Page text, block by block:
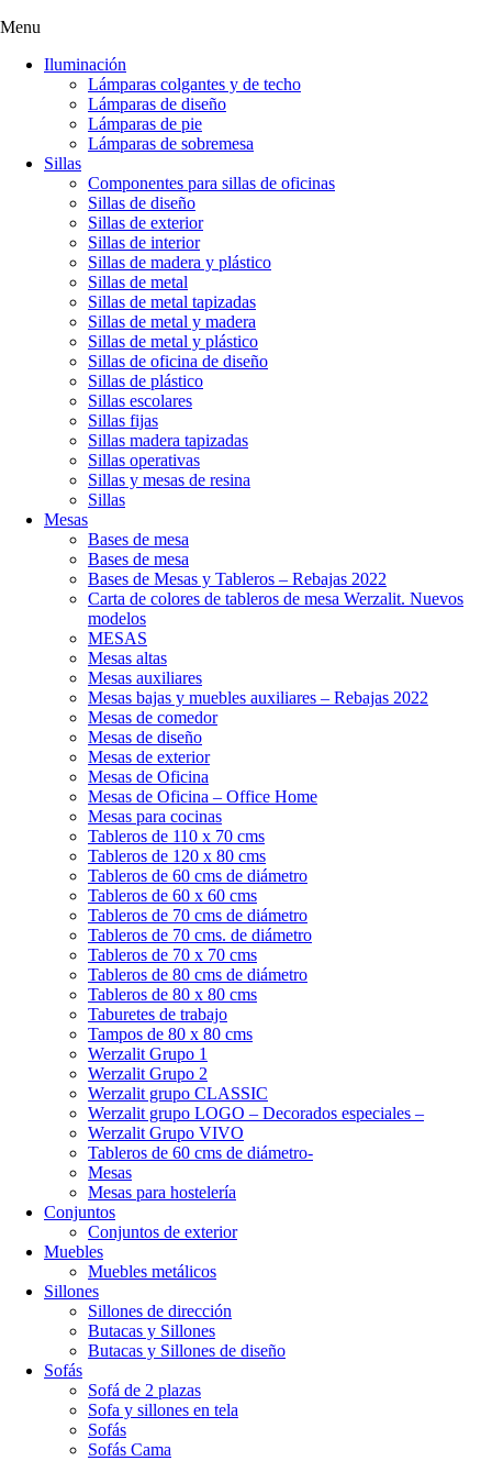
Menu
Iluminación
Lámparas colgantes y de techo
Lámparas de diseño
Lámparas de pie
Lámparas de sobremesa
Sillas
Componentes para sillas de oficinas
Sillas de diseño
Sillas de exterior
Sillas de interior
Sillas de madera y plástico
Sillas de metal
Sillas de metal tapizadas
Sillas de metal y madera
Sillas de metal y plástico
Sillas de oficina de diseño
Sillas de plástico
Sillas escolares
Sillas fijas
Sillas madera tapizadas
Sillas operativas
Sillas y mesas de resina
Sillas
Mesas
Bases de mesa
Bases de mesa
Bases de Mesas y Tableros – Rebajas 2022
Carta de colores de tableros de mesa Werzalit. Nuevos
modelos
MESAS
Mesas altas
Mesas auxiliares
Mesas bajas y muebles auxiliares – Rebajas 2022
Mesas de comedor
Mesas de diseño
Mesas de exterior
Mesas de Oficina
Mesas de Oficina – Office Home
Mesas para cocinas
Tableros de 110 x 70 cms
Tableros de 120 x 80 cms
Tableros de 60 cms de diámetro
Tableros de 60 x 60 cms
Tableros de 70 cms de diámetro
Tableros de 70 cms. de diámetro
Tableros de 70 x 70 cms
Tableros de 80 cms de diámetro
Tableros de 80 x 80 cms
Taburetes de trabajo
Tampos de 80 x 80 cms
Werzalit Grupo 1
Werzalit Grupo 2
Werzalit grupo CLASSIC
Werzalit grupo LOGO – Decorados especiales –
Werzalit Grupo VIVO
Tableros de 60 cms de diámetro-
Mesas
Mesas para hostelería
Conjuntos
Conjuntos de exterior
Muebles
Muebles metálicos
Sillones
Sillones de dirección
Butacas y Sillones
Butacas y Sillones de diseño
Sofás
Sofá de 2 plazas
Sofa y sillones en tela
Sofás
Sofás Cama